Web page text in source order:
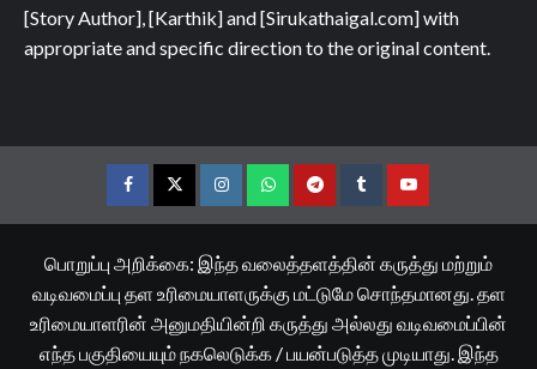
[Story Author], [Karthik] and [Sirukathaigal.com] with
appropriate and specific direction to the original content.
FacebookTwitterInstagramWhatsappTelegramTumblrYouTube
பொறுப்பு அறிக்கை: இந்த வலைத்தளத்தின் கருத்து மற்றும்
வடிவமைப்பு தள உரிமையாளருக்கு மட்டுமே சொந்தமானது. தள
உரிமையாளரின் அனுமதியின்றி கருத்து அல்லது வடிவமைப்பின்
எந்த பகுதியையும் நகலெடுக்க / பயன்படுத்த முடியாது. இந்த